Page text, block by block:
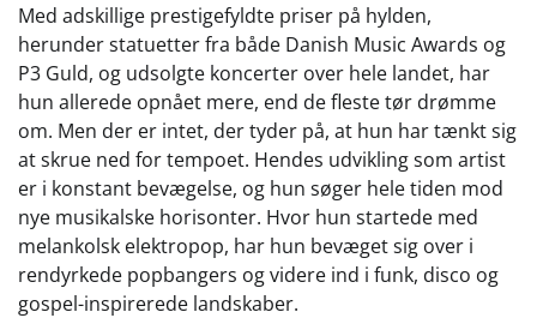
Med adskillige prestigefyldte priser på hylden,
herunder statuetter fra både Danish Music Awards og
P3 Guld, og udsolgte koncerter over hele landet, har
hun allerede opnået mere, end de fleste tør drømme
om. Men der er intet, der tyder på, at hun har tænkt sig
at skrue ned for tempoet. Hendes udvikling som artist
er i konstant bevægelse, og hun søger hele tiden mod
nye musikalske horisonter. Hvor hun startede med
melankolsk elektropop, har hun bevæget sig over i
rendyrkede popbangers og videre ind i funk, disco og
gospel-inspirerede landskaber.